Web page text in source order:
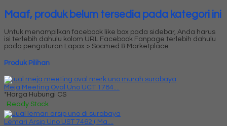
Maaf, produk belum tersedia pada kategori ini
Untuk menampilkan facebook like box pada sidebar, Anda harus
isi terlebih dahulu kolom URL Facebook Fanpage terlebih dahulu
pada pengaturan Lapax > Socmed & Marketplace
Produk Pilihan
Meja Meeting Oval Uno UCT 1784....
*Harga Hubungi CS
Ready Stock
Lemari Arsip Uno UST 7462 ( Ma....